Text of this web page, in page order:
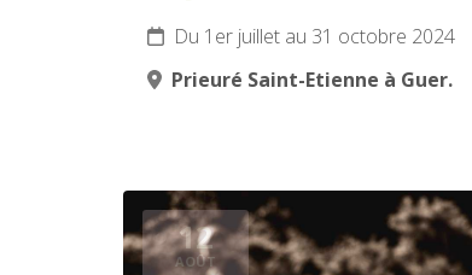
Du 1er juillet au 31 octobre 2024
Prieuré Saint-Etienne à Guer.
12
AOÛT